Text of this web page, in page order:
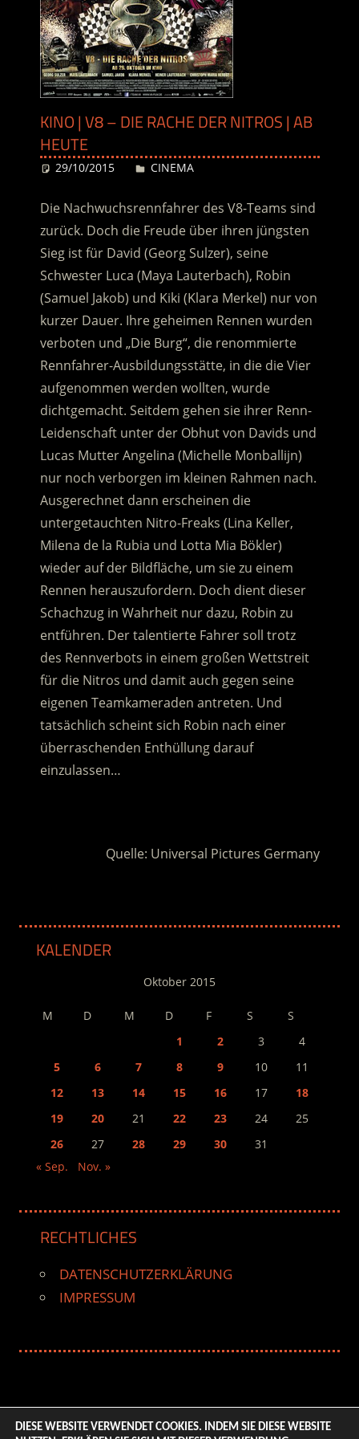
KINO | V8 – DIE RACHE DER NITROS | AB
HEUTE
29/10/2015 Desiree
CINEMA
Die Nachwuchsrennfahrer des V8-Teams sind
zurück. Doch die Freude über ihren jüngsten
Sieg ist für David (Georg Sulzer), seine
Schwester Luca (Maya Lauterbach), Robin
(Samuel Jakob) und Kiki (Klara Merkel) nur von
kurzer Dauer. Ihre geheimen Rennen wurden
verboten und „Die Burg“, die renommierte
Rennfahrer-Ausbildungsstätte, in die die Vier
aufgenommen werden wollten, wurde
dichtgemacht. Seitdem gehen sie ihrer Renn-
Leidenschaft unter der Obhut von Davids und
Lucas Mutter Angelina (Michelle Monballijn)
nur noch verborgen im kleinen Rahmen nach.
Ausgerechnet dann erscheinen die
untergetauchten Nitro-Freaks (Lina Keller,
Milena de la Rubia und Lotta Mia Bökler)
wieder auf der Bildfläche, um sie zu einem
Rennen herauszufordern. Doch dient dieser
Schachzug in Wahrheit nur dazu, Robin zu
entführen. Der talentierte Fahrer soll trotz
des Rennverbots in einem großen Wettstreit
für die Nitros und damit auch gegen seine
eigenen Teamkameraden antreten. Und
tatsächlich scheint sich Robin nach einer
überraschenden Enthüllung darauf
einzulassen…
Quelle: Universal Pictures Germany
KALENDER
Oktober 2015
M D M D F S
S
1
2 3
4
5
6 7 8 9 10
11
12
13 14 15 16 17
18
19
20 21 22 23 24
25
26
27 28 29 30
31
« Sep.
Nov. »
RECHTLICHES
DATENSCHUTZERKLÄRUNG
IMPRESSUM
DIESE WEBSITE VERWENDET COOKIES. INDEM SIE DIESE WEBSITE